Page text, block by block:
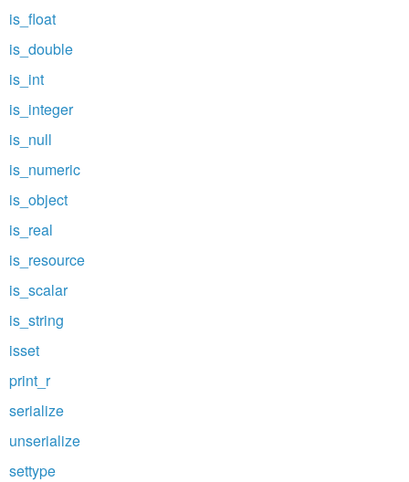
is_float
is_double
is_int
is_integer
is_null
is_numeric
is_object
is_real
is_resource
is_scalar
is_string
isset
print_r
serialize
unserialize
settype